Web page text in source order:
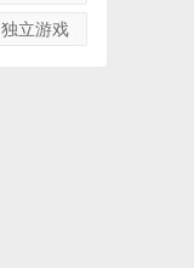
独立游戏